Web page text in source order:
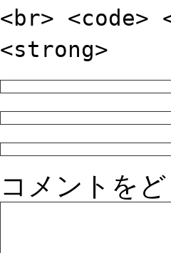
<br> <code>
<strong>
コメントを